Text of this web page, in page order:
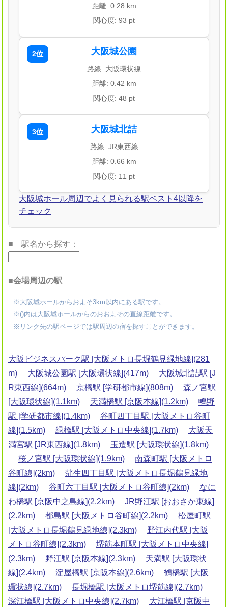
距離: 0.28 km
関心度: 93 pt
2位 大阪城公園
路線: 大阪環状線
距離: 0.42 km
関心度: 48 pt
3位 大阪城北詰
路線: JR東西線
距離: 0.66 km
関心度: 11 pt
大阪城ホール周辺でよく見られる駅ベスト4以降を
チェック
■ 駅名から探す：
■会場周辺の駅
※大阪城ホールからおよそ3km以内にある駅です。
※()内は大阪城ホールからのおおよその直線距離です。
※リンク先の駅ページでは駅周辺の宿を探すことができます。
大阪ビジネスパーク駅 [大阪メトロ長堀鶴見緑地線](281
m)
大阪城公園駅 [大阪環状線](417m)
大阪城北詰駅 [J
R東西線](664m)
京橋駅 [学研都市線](808m)
森ノ宮駅
[大阪環状線](1.1km)
天満橋駅 [京阪本線](1.2km)
鴫野
駅 [学研都市線](1.4km)
谷町四丁目駅 [大阪メトロ谷町
線](1.5km)
緑橋駅 [大阪メトロ中央線](1.7km)
大阪天
満宮駅 [JR東西線](1.8km)
玉造駅 [大阪環状線](1.8km)
桜ノ宮駅 [大阪環状線](1.9km)
南森町駅 [大阪メトロ
谷町線](2km)
蒲生四丁目駅 [大阪メトロ長堀鶴見緑地
線](2km)
谷町六丁目駅 [大阪メトロ谷町線](2km)
なに
わ橋駅 [京阪中之島線](2.2km)
JR野江駅 [おおさか東線]
(2.2km)
都島駅 [大阪メトロ谷町線](2.2km)
松屋町駅
[大阪メトロ長堀鶴見緑地線](2.3km)
野江内代駅 [大阪
メトロ谷町線](2.3km)
堺筋本町駅 [大阪メトロ中央線]
(2.3km)
野江駅 [京阪本線](2.3km)
天満駅 [大阪環状
線](2.4km)
淀屋橋駅 [京阪本線](2.6km)
鶴橋駅 [大阪
環状線](2.7km)
長堀橋駅 [大阪メトロ堺筋線](2.7km)
深江橋駅 [大阪メトロ中央線](2.7km)
大江橋駅 [京阪中